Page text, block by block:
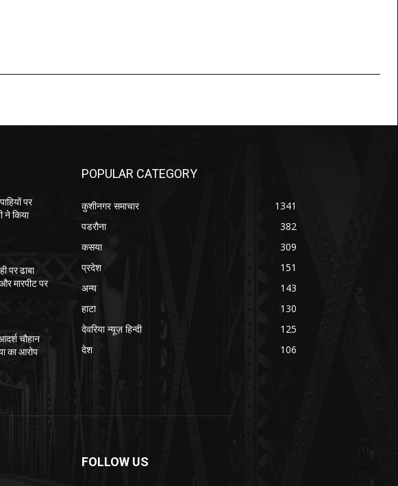
पर
ने किया
पर ढाबा
मारपीट पर
चौहान
का आरोप
POPULAR CATEGORY
कुशीनगर समाचार
1341
पडरौना
382
कसया
309
प्रदेश
151
अन्य
143
हाटा
130
देवरिया न्यूज़ हिन्दी
125
देश
106
FOLLOW US